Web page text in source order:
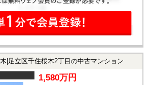
|足立区千住桜木2丁目の中古マンション
1,580万円